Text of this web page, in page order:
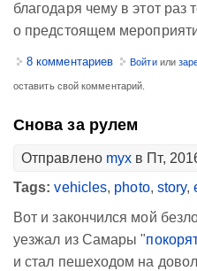
благодаря чему в этот
о предстоящем
8 комментариев Войтиили
оставить свой комментарий.
Снова за рулем
Отправлено myx в Пт,
Tags:vehicles, photo, story,
Вот и закончился мой
уезжал из Самары "
и стал пешеходом на